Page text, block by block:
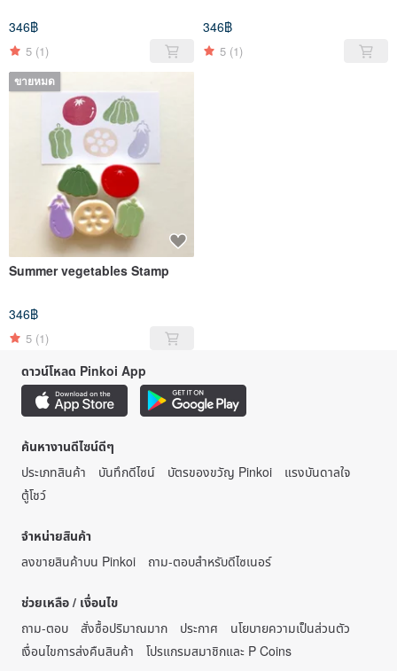
346฿
5 (1)
346฿
5 (1)
ขายหมด
Summer vegetables Stamp
346฿
5 (1)
ดาวน์โหลด Pinkoi App
ค้นหางานดีไซน์ดีๆ
ประเภทสินค้า
บันทึกดีไซน์ บัตรของขวัญ Pinkoi
แรงบันดาลใจ
ตู้โชว์
จำหน่ายสินค้า
ลงขายสินค้าบน Pinkoi
ถาม-ตอบสำหรับดีไซเนอร์
ช่วยเหลือ / เงื่อนไข
ถาม-ตอบ
สั่งซื้อปริมาณมาก ประกาศ
นโยบายความเป็นส่วนตัว
เงื่อนไขการส่งคืนสินค้า
โปรแกรมสมาชิกและ P Coins